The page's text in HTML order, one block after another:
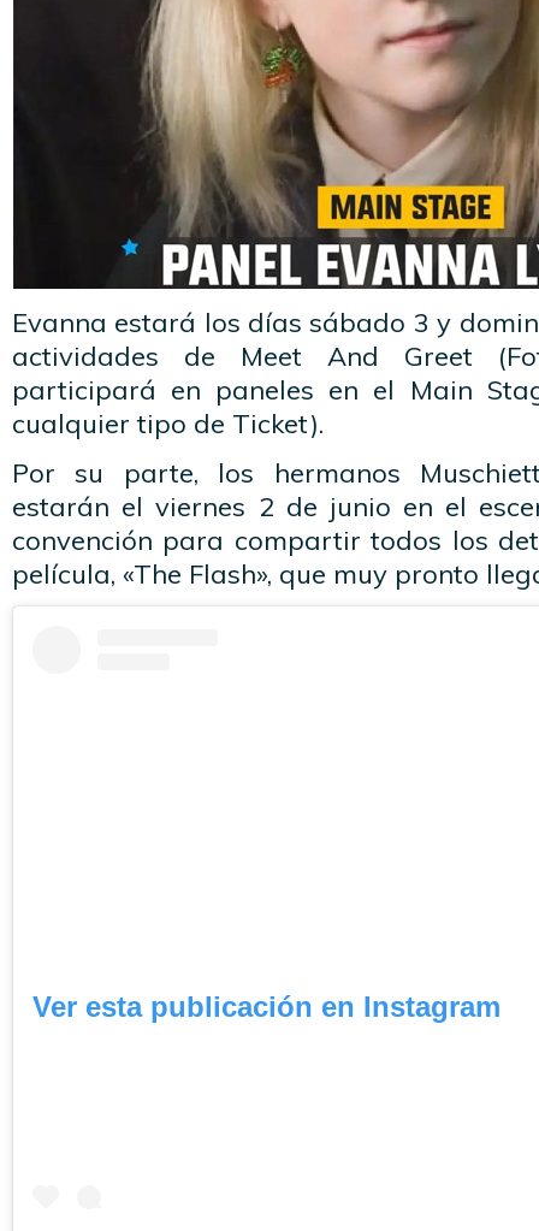
Evanna estará los días sábado 3 y
actividades de Meet And Greet
participará en paneles en el Main
cualquier tipo de Ticket).
Por su parte, los hermanos
estarán el viernes 2 de junio en el
convención para compartir todos los
película, «The Flash», que muy pronto
Ver esta publicación en Instagram